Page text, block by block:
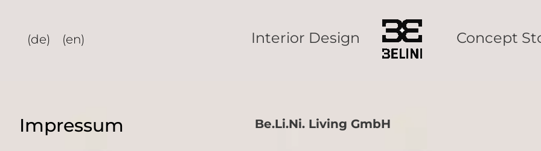
springen
(de) (en) Interior Design Concept
Impressum Be.Li.Ni. Living GmbH